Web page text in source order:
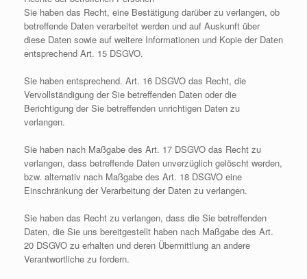
Sie haben das Recht, eine Bestätigung darüber zu verlangen, ob
betreffende Daten verarbeitet werden und auf Auskunft über
diese Daten sowie auf weitere Informationen und Kopie der Daten
entsprechend Art. 15 DSGVO.
Sie haben entsprechend. Art. 16 DSGVO das Recht, die
Vervollständigung der Sie betreffenden Daten oder die
Berichtigung der Sie betreffenden unrichtigen Daten zu
verlangen.
Sie haben nach Maßgabe des Art. 17 DSGVO das Recht zu
verlangen, dass betreffende Daten unverzüglich gelöscht werden,
bzw. alternativ nach Maßgabe des Art. 18 DSGVO eine
Einschränkung der Verarbeitung der Daten zu verlangen.
Sie haben das Recht zu verlangen, dass die Sie betreffenden
Daten, die Sie uns bereitgestellt haben nach Maßgabe des Art.
20 DSGVO zu erhalten und deren Übermittlung an andere
Verantwortliche zu fordern.